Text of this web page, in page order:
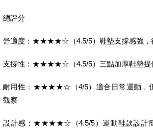
總評分
舒適度：★★★★☆（4.5/5）鞋墊支撐感強，
支撐性：★★★★☆（4.5/5）三點加厚鞋墊提
耐用性：★★★★☆（4/5）適合日常運動，
觀察
設計感：★★★★☆（4.5/5）運動鞋款設計